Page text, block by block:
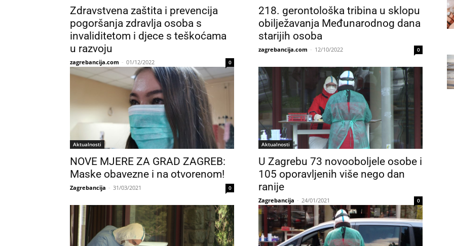
Zdravstvena zaštita i prevencija
pogoršanja zdravlja osoba s
invaliditetom i djece s teškoćama
u razvoju
zagrebancija.com - 01/12/2022 0
218. gerontološka tribina u sklopu
obilježavanja Međunarodnog dana
starijih osoba
zagrebancija.com - 12/10/2022 0
Aktualnosti
NOVE MJERE ZA GRAD ZAGREB:
Maske obavezne i na otvorenom!
Zagrebancija - 31/03/2021 0
Aktualnosti
U Zagrebu 73 novooboljele osobe i
105 oporavljenih više nego dan
ranije
Zagrebancija - 24/01/2021 0